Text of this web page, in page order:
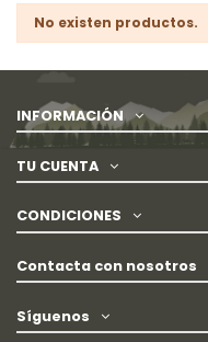
No existen productos.
INFORMACIÓN
TU CUENTA
CONDICIONES
Contacta con nosotros
Síguenos